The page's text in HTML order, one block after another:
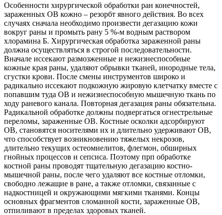
Особенности хирургической обработки ран конечностей,
зараженных ОВ кожно – резорбт явного действия. Во всех
случаях сначала необходимо произвести дегазацию кожи
вокруг раны и промыть рану 5 %-м водным раствором
хлорамина Б. Хирургическая обработка зараженной раны
должна осуществляться в строгой последовательности.
Вначале иссекают размозженные и нежизнеспособные
кожные края раны, удаляют обрывки тканей, инородные тела,
сгустки крови. После смены инструментов широко и
радикально иссекают подкожную жировую клетчатку вместе с
попавшим туда ОВ и нежизнеспособную мышечную ткань по
ходу раневого канала. Повторная дегазация раны обязательна.
Радикальной обработке должны подвергаться огнестрельные
переломы, зараженные ОВ. Костные осколки адсорбируют
ОВ, становятся носителями их и длительно удерживают ОВ,
что способствует возникновению тяжелых некрозов,
длительно текущих остеомиелитов, флегмон, обширных
гнойных процессов и сепсиса. Поэтому прп обработке
костной раны проводят тщательную дегазацию костно-
мышечной раны, после чего удаляют все костные отломки,
свободно лежащие в ране, а также отломки, связанные с
надкостницей и окружающими мягкими тканями. Концы
основных фрагментов сломанной кости, зараженные ОВ,
отпиливают в пределах здоровых тканей.